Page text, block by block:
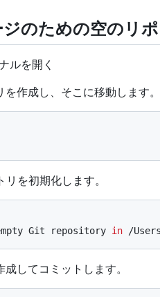
のための空のリ
ルを開く
作成し、そこに移動します。
を初期化します。
Git repository in /
してコミットします。